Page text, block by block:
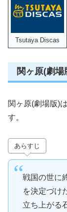
Tsutaya Discas
関ヶ原(劇場
関ヶ原(劇場版)は
す。
あらすじ
戦国の世に
を決定づけ
立ち上がる